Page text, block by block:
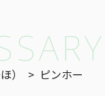
礎知識
わせ
） > ピンホー